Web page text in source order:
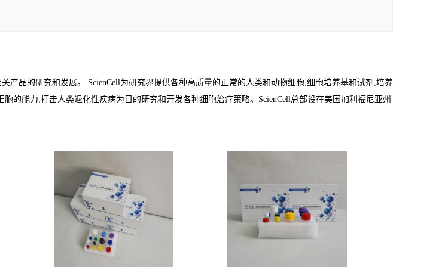
产品的研究和发展。 ScienCell为研究界提供各种高质量的正常的人类和动物细胞,细胞培养基和试剂,培养
的能力,打击人类退化性疾病为目的研究和开发各种细胞治疗策略。ScienCell总部设在美国加利福尼亚州